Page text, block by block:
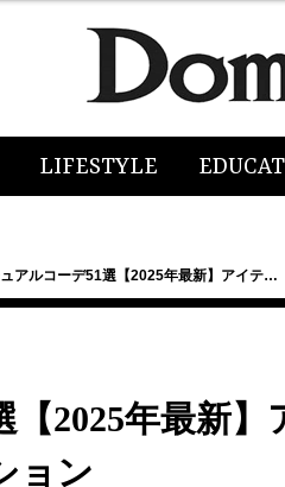
LIFESTYLE
アルコーデ51選【2025年最新】アイテ…
2025年最新】
ョン